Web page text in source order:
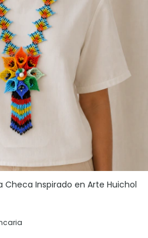
Checa Inspirado en Arte Huichol